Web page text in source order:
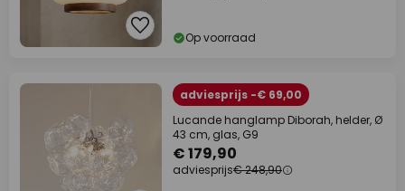
Op voorraad
adviesprijs -€ 69,00
Lucande hanglamp Diborah, helder, Ø
43 cm, glas, G9
€ 179,90
adviesprijs€ 248,90